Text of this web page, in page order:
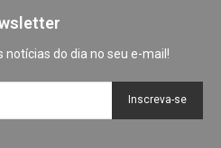
notícias do dia no seu e-mail!
Inscreva-se